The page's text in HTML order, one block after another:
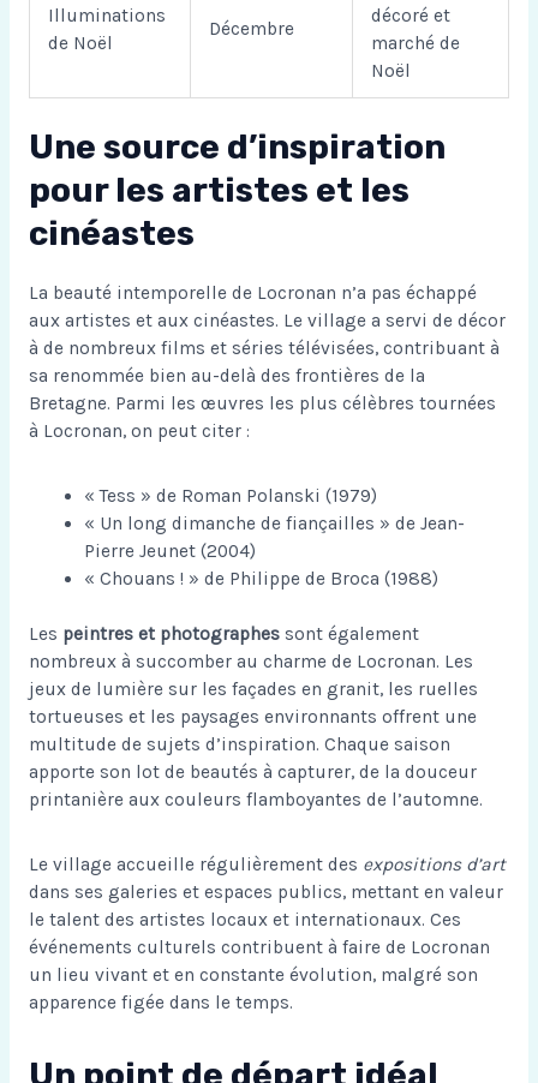
Illuminations
de Noël
Décembre
décoré et
marché de
Noël
Une source d’inspiration
pour les artistes et les
cinéastes
La beauté intemporelle de Locronan n’a pas échappé
aux artistes et aux cinéastes. Le village a servi de décor
à de nombreux films et séries télévisées, contribuant à
sa renommée bien au-delà des frontières de la
Bretagne. Parmi les œuvres les plus célèbres tournées
à Locronan, on peut citer :
« Tess » de Roman Polanski (1979)
« Un long dimanche de fiançailles » de Jean-
Pierre Jeunet (2004)
« Chouans ! » de Philippe de Broca (1988)
Les peintres et photographessont également
nombreux à succomber au charme de Locronan. Les
jeux de lumière sur les façades en granit, les ruelles
tortueuses et les paysages environnants offrent une
multitude de sujets d’inspiration. Chaque saison
apporte son lot de beautés à capturer, de la douceur
printanière aux couleurs flamboyantes de l’automne.
Le village accueille régulièrement des expositions d’art
dans ses galeries et espaces publics, mettant en valeur
le talent des artistes locaux et internationaux. Ces
événements culturels contribuent à faire de Locronan
un lieu vivant et en constante évolution, malgré son
apparence figée dans le temps.